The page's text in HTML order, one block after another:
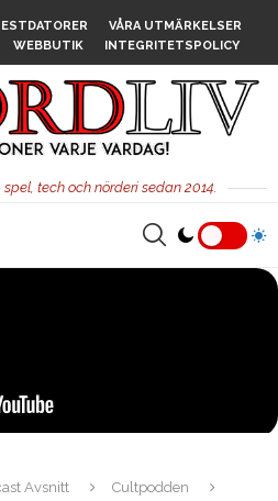
VÅRA UTMÄRKELSER
WEBBUTIK INTEGRITETSPOLICY
tech och nörderi sedan 2014.
Avsnitt
Cultpodden